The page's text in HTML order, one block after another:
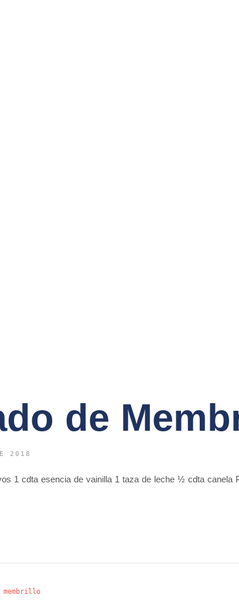
de
2018
1 cdta esencia de vainilla 1 taza de leche ½ cdta canela
membrillo